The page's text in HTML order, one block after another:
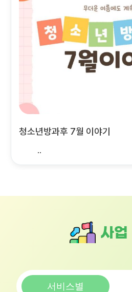
청소년방과후 7월 이야기
..
사업
서비스별